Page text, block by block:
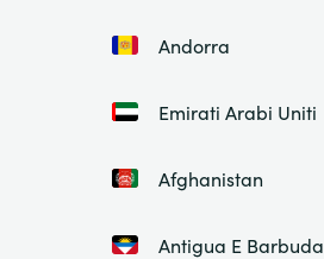
Andorra
Emirati Arabi Uniti
Afghanistan
Antigua E Barbuda